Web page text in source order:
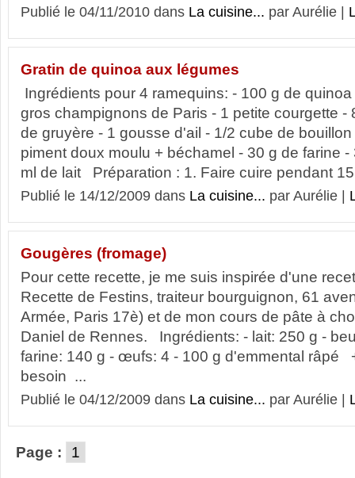
Publié le 04/11/2010 dans La cuisine... par Aurélie |
Gratin de quinoa aux légumes
Ingrédients pour 4 ramequins: - 100 g de
gros champignons de Paris - 1 petite courgette -
de gruyère - 1 gousse d'ail - 1/2 cube de
piment doux moulu + béchamel - 30 g de farine
ml de lait Préparation : 1. Faire cuire pendant
Publié le 14/12/2009 dans La cuisine... par Aurélie |
Gougères (fromage)
Pour cette recette, je me suis inspirée d'une
Recette de Festins, traiteur bourguignon, 61
Armée, Paris 17è) et de mon cours de pâte à
Daniel de Rennes. Ingrédients: - lait: 250 g -
farine: 140 g - œufs: 4 - 100 g d'emmental râpé
besoin ...
Publié le 04/12/2009 dans La cuisine... par Aurélie |
Page : 1